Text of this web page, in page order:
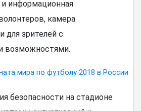
и информационная
камера
для зрителей с
возможностями.
безопасности на стадионе